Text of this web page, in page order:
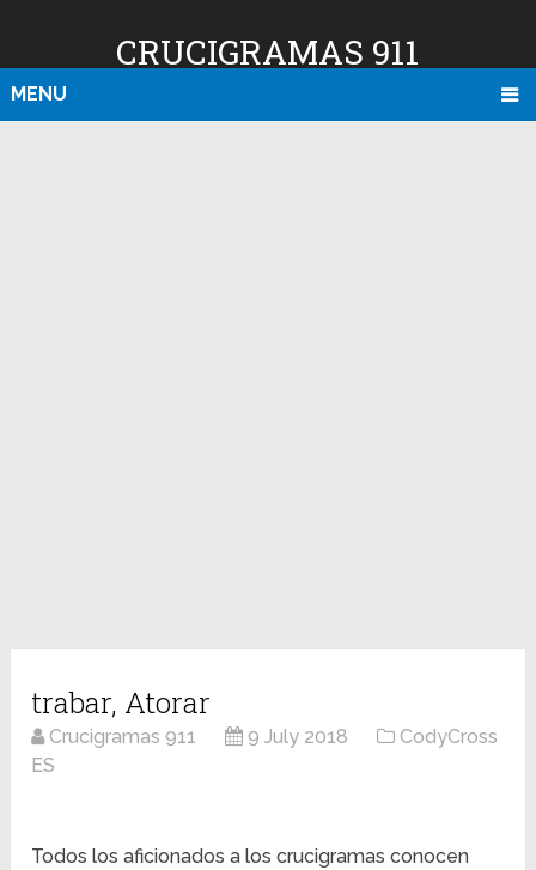
CRUCIGRAMAS 911
MENU
trabar, Atorar
Crucigramas 911 9 July 2018
CodyCross
ES
Todos los aficionados a los crucigramas conocen